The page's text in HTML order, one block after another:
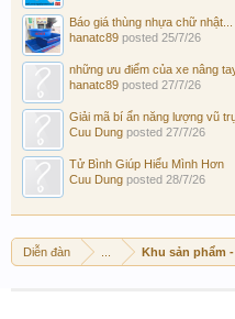
Báo giá thùng nhựa chữ nhật...
hanatc89 posted 25/7/26
những ưu điểm của xe nâng
hanatc89 posted 27/7/26
Giải mã bí ẩn năng lượng vũ
Cuu Dung posted 27/7/26
Tử Bình Giúp Hiểu Mình Hơn
Cuu Dung posted 28/7/26
Diễn đàn Khu sản phẩm